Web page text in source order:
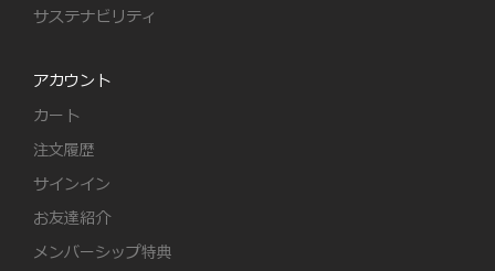
サステナビリティ
アカウント
カート
注文履歴
サインイン
お友達紹介
メンバーシップ特典